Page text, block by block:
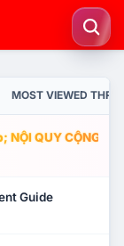
MOST VIEWED
NỘI QUY CỘNG
Guide